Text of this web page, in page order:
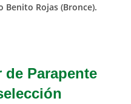
Rojas (Bronce).
Parapente